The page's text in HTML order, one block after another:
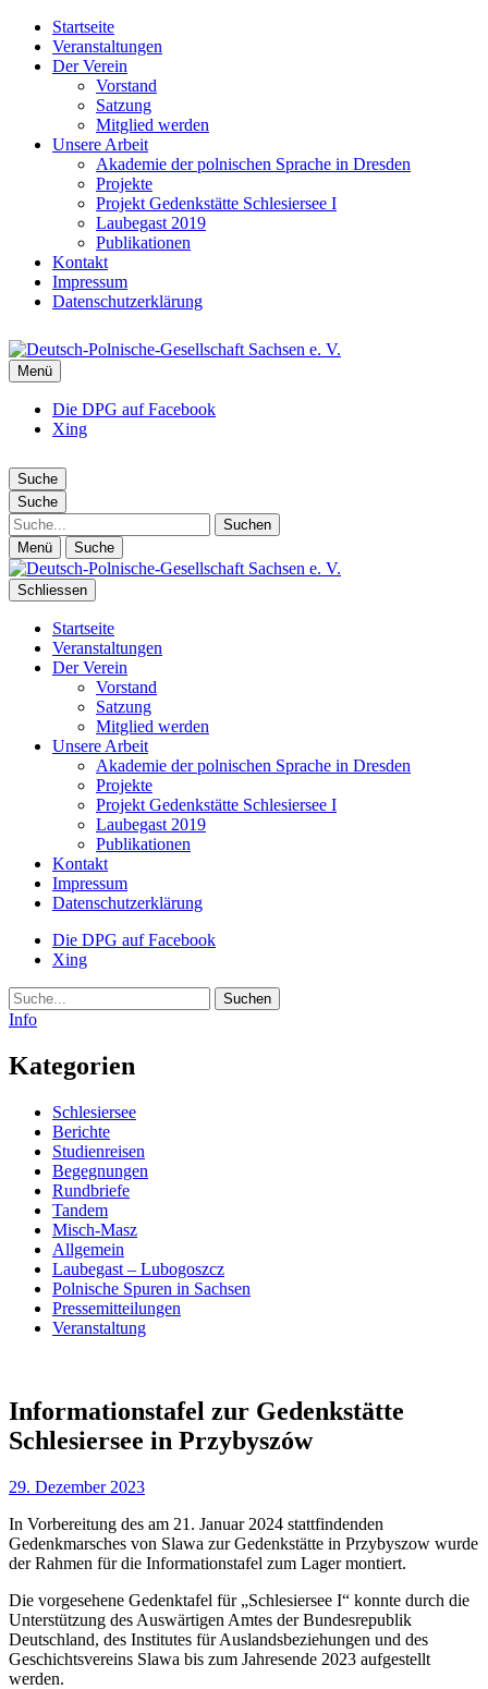
Startseite
Veranstaltungen
Der Verein
Vorstand
Satzung
Mitglied werden
Unsere Arbeit
Akademie der polnischen Sprache in Dresden
Projekte
Projekt Gedenkstätte Schlesiersee I
Laubegast 2019
Publikationen
Kontakt
Impressum
Datenschutzerklärung
DEUTSCH-POLNISCHE-
GESELLSCHAFT SACHSEN E. V.
DPG Sachsen
Menü
Die DPG auf Facebook
Xing
Suche
Suche
Suche
Menü Suche
Schliessen
Startseite
Veranstaltungen
Der Verein
Vorstand
Satzung
Mitglied werden
Unsere Arbeit
Akademie der polnischen Sprache in Dresden
Projekte
Projekt Gedenkstätte Schlesiersee I
Laubegast 2019
Publikationen
Kontakt
Impressum
Datenschutzerklärung
Die DPG auf Facebook
Xing
Suche
Info
Kategorien
Schlesiersee
Berichte
Studienreisen
Begegnungen
Rundbriefe
Tandem
Misch-Masz
Allgemein
Laubegast – Lubogoszcz
Polnische Spuren in Sachsen
Pressemitteilungen
Veranstaltung
Informationstafel zur Gedenkstätte
Schlesiersee in Przybyszów
29. Dezember 2023
In Vorbereitung des am 21. Januar 2024 stattfindenden
Gedenkmarsches von Slawa zur Gedenkstätte in Przybyszow wurde
der Rahmen für die Informationstafel zum Lager montiert.
Die vorgesehene Gedenktafel für „Schlesiersee I“ konnte durch die
Unterstützung des Auswärtigen Amtes der Bundesrepublik
Deutschland, des Institutes für Auslandsbeziehungen und des
Geschichtsvereins Slawa bis zum Jahresende 2023 aufgestellt
werden.